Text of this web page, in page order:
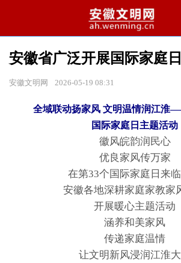
安徽省广泛开展国际家庭
安徽文明网 2026-05-19 08:31
全域联动扬家风 文明温情润江淮
国际家庭日主题活动
徽风皖韵润民心
优良家风传万家
在第33个国际家庭日来
安徽各地深耕家庭家教家
开展暖心主题活动
涵养和美家风
传递家庭温情
让文明新风浸润江淮